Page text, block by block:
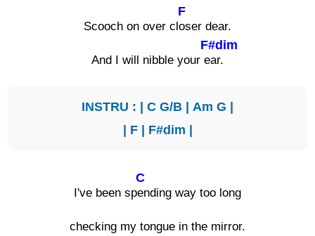
Scooch on over cl
F
oser dear.
And I will nibble your e
F#dim
ar.
INSTRU : | C G/B | Am G |
| F| F#dim |
I've been sp
C
ending way too long
checking my tongue in the mirror.